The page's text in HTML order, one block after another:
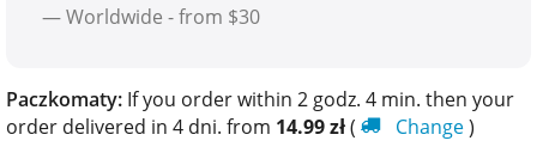
— Worldwide - from $30
Paczkomaty: If you order within 2 godz. 4 min. then your
order delivered in 4 dni. from 14.99zł( Change)